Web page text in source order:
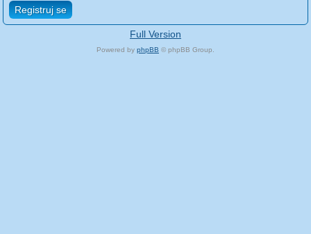
Registruj se
Full Version
Powered by phpBB © phpBB Group.